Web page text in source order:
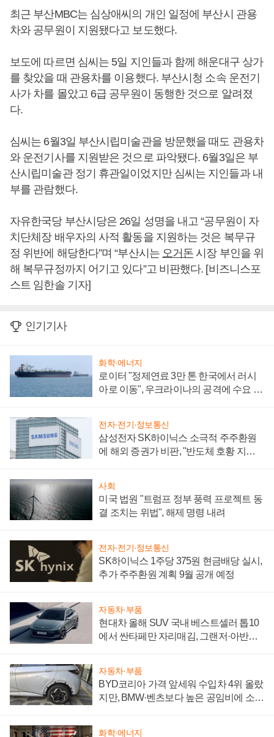
최근 부산MBC는 심상애씨의 개인 일정에 부산시 관용
차와 공무원이 지원됐다고 보도했다.
보도에 따르면 심씨는 5일 지인들과 함께 해운대구 상가
를 찾았을 때 관용차를 이용했다. 부산시청 소속 운전기
사가 차를 몰았고 6급 공무원이 동행한 것으로 알려졌
다.
심씨는 6월3일 부산시립미술관을 방문했을 때도 관용차
와 운전기사를 지원받은 것으로 파악됐다. 6월3일은 부
산시립미술관 정기 휴관일이었지만 심씨는 지인들과 내
부를 관람했다.
자유한국당 부산시당은 26일 성명을 내고 “공무원이 자
치단체장 배우자의 사적 활동을 지원하는 것은 복무규
정 위반에 해당한다”며 “부산시는 오거돈 시장 부인을 위
해 복무규정까지 어기고 있다”고 비판했다. [비즈니스포
스트 임한솔 기자]
인기기사
화학·에너지
로이터 "정제연료 3만 톤 한국에서 러시
아로 이동", 우크라이나의 공격에 수요 늘
전자·전기·정보통신
삼성전자 SK하이닉스 소극적 주주환원
에 해외 증권가 비판, "반도체 호황 지속
사회
미국 법원 "트럼프 정부 풍력 프로젝트 동
결 조치는 위법", 해제 명령 내려
전자·전기·정보통신
SK하이닉스 1주당 375원 현금배당 실시,
추가 주주환원 계획 9월 공개 예정
자동차·부품
현대차 올해 SUV 국내 베스트셀러 톱10
에서 싼타페만 자리매김, 그랜저·아반떼
자동차·부품
BYD코리아 가격 앞세워 수입차 4위 올랐
지만, BMW·벤츠보다 높은 공임비에 소비
화학·에너지